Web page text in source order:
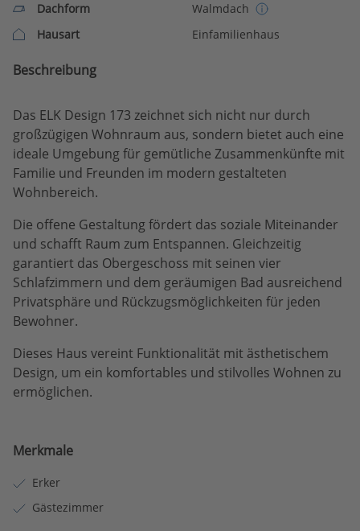
Dachform
Walmdach
Hausart
Einfamilienhaus
Beschreibung
Das ELK Design 173 zeichnet sich nicht nur durch
großzügigen Wohnraum aus, sondern bietet auch eine
ideale Umgebung für gemütliche Zusammenkünfte mit
Familie und Freunden im modern gestalteten
Wohnbereich.
Die offene Gestaltung fördert das soziale Miteinander
und schafft Raum zum Entspannen. Gleichzeitig
garantiert das Obergeschoss mit seinen vier
Schlafzimmern und dem geräumigen Bad ausreichend
Privatsphäre und Rückzugsmöglichkeiten für jeden
Bewohner.
Dieses Haus vereint Funktionalität mit ästhetischem
Design, um ein komfortables und stilvolles Wohnen zu
ermöglichen.
Merkmale
Erker
Gästezimmer